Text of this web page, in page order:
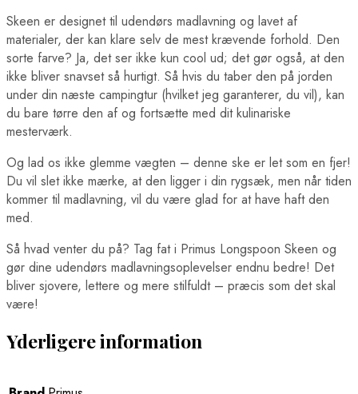
Skeen er designet til udendørs madlavning og lavet af
materialer, der kan klare selv de mest krævende forhold. Den
sorte farve? Ja, det ser ikke kun cool ud; det gør også, at den
ikke bliver snavset så hurtigt. Så hvis du taber den på jorden
under din næste campingtur (hvilket jeg garanterer, du vil), kan
du bare tørre den af og fortsætte med dit kulinariske
mesterværk.
Og lad os ikke glemme vægten – denne ske er let som en fjer!
Du vil slet ikke mærke, at den ligger i din rygsæk, men når tiden
kommer til madlavning, vil du være glad for at have haft den
med.
Så hvad venter du på? Tag fat i Primus Longspoon Skeen og
gør dine udendørs madlavningsoplevelser endnu bedre! Det
bliver sjovere, lettere og mere stilfuldt – præcis som det skal
være!
Yderligere information